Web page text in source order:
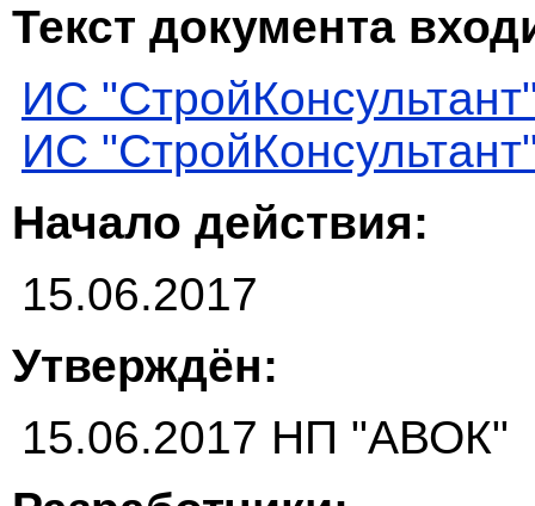
Текст документа
ИС
ИС
Начало действия:
15.06.2017
Утверждён:
15.06.2017 НП "АВОК"